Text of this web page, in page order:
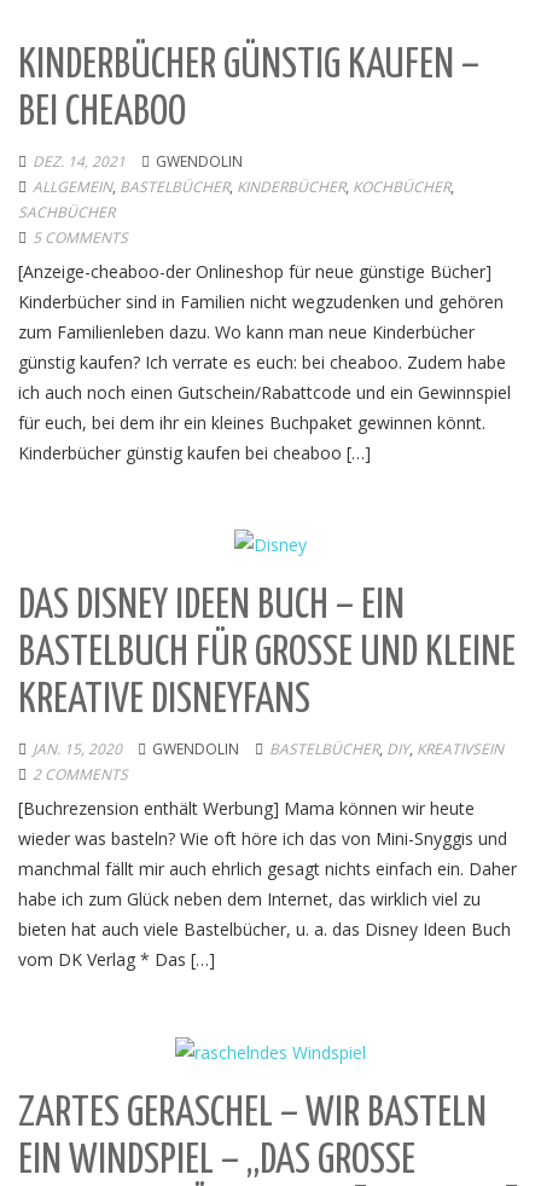
KINDERBÜCHER GÜNSTIG KAUFEN –
BEI CHEABOO
DEZ. 14, 2021
GWENDOLIN
ALLGEMEIN, BASTELBÜCHER, KINDERBÜCHER, KOCHBÜCHER,
SACHBÜCHER
5 COMMENTS
[Anzeige-cheaboo-der Onlineshop für neue günstige Bücher]
Kinderbücher sind in Familien nicht wegzudenken und gehören
zum Familienleben dazu. Wo kann man neue Kinderbücher
günstig kaufen? Ich verrate es euch: bei cheaboo. Zudem habe
ich auch noch einen Gutschein/Rabattcode und ein Gewinnspiel
für euch, bei dem ihr ein kleines Buchpaket gewinnen könnt.
Kinderbücher günstig kaufen bei cheaboo […]
DAS DISNEY IDEEN BUCH – EIN
BASTELBUCH FÜR GROSSE UND KLEINE K
REATIVE DISNEYFANS
JAN. 15, 2020 GWENDOLIN BASTELBÜCHER, DIY, KREATIVSEIN
2 COMMENTS
[Buchrezension enthält Werbung] Mama können wir heute
wieder was basteln? Wie oft höre ich das von Mini-Snyggis und
manchmal fällt mir auch ehrlich gesagt nichts einfach ein. Daher
habe ich zum Glück neben dem Internet, das wirklich viel zu
bieten hat auch viele Bastelbücher, u. a. das Disney Ideen Buch
vom DK Verlag * Das […]
ZARTES GERASCHEL – WIR BASTELN
EIN WINDSPIEL – „DAS GROSSE W